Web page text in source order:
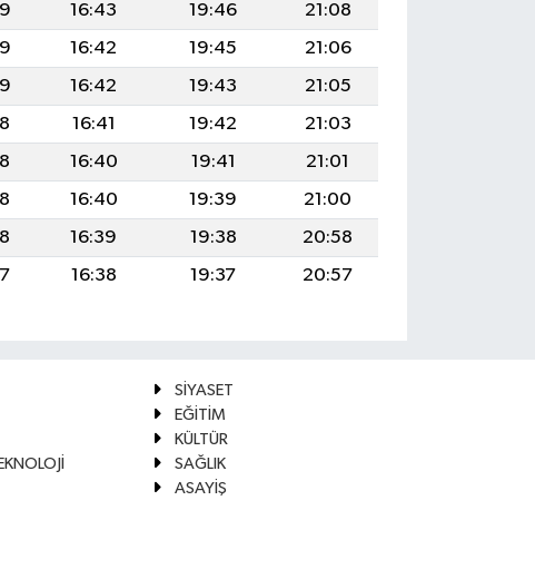
16:43 19:46
21:08
16:42 19:45
21:06
16:42 19:43
21:05
16:41 19:42
21:03
16:40 19:41
21:01
16:40 19:39
21:00
16:39 19:38
20:58
16:38 19:37 20:57
SİYASET
EĞİTİM
KÜLTÜR
SAĞLIK
ASAYİŞ